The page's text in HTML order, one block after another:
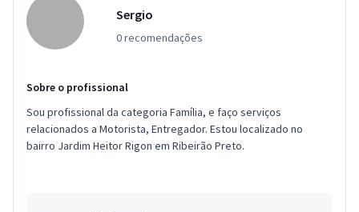
Sergio
0 recomendações
Sobre o profissional
Sou profissional da categoria Família, e faço serviços
relacionados a Motorista, Entregador. Estou localizado no
bairro Jardim Heitor Rigon em Ribeirão Preto.